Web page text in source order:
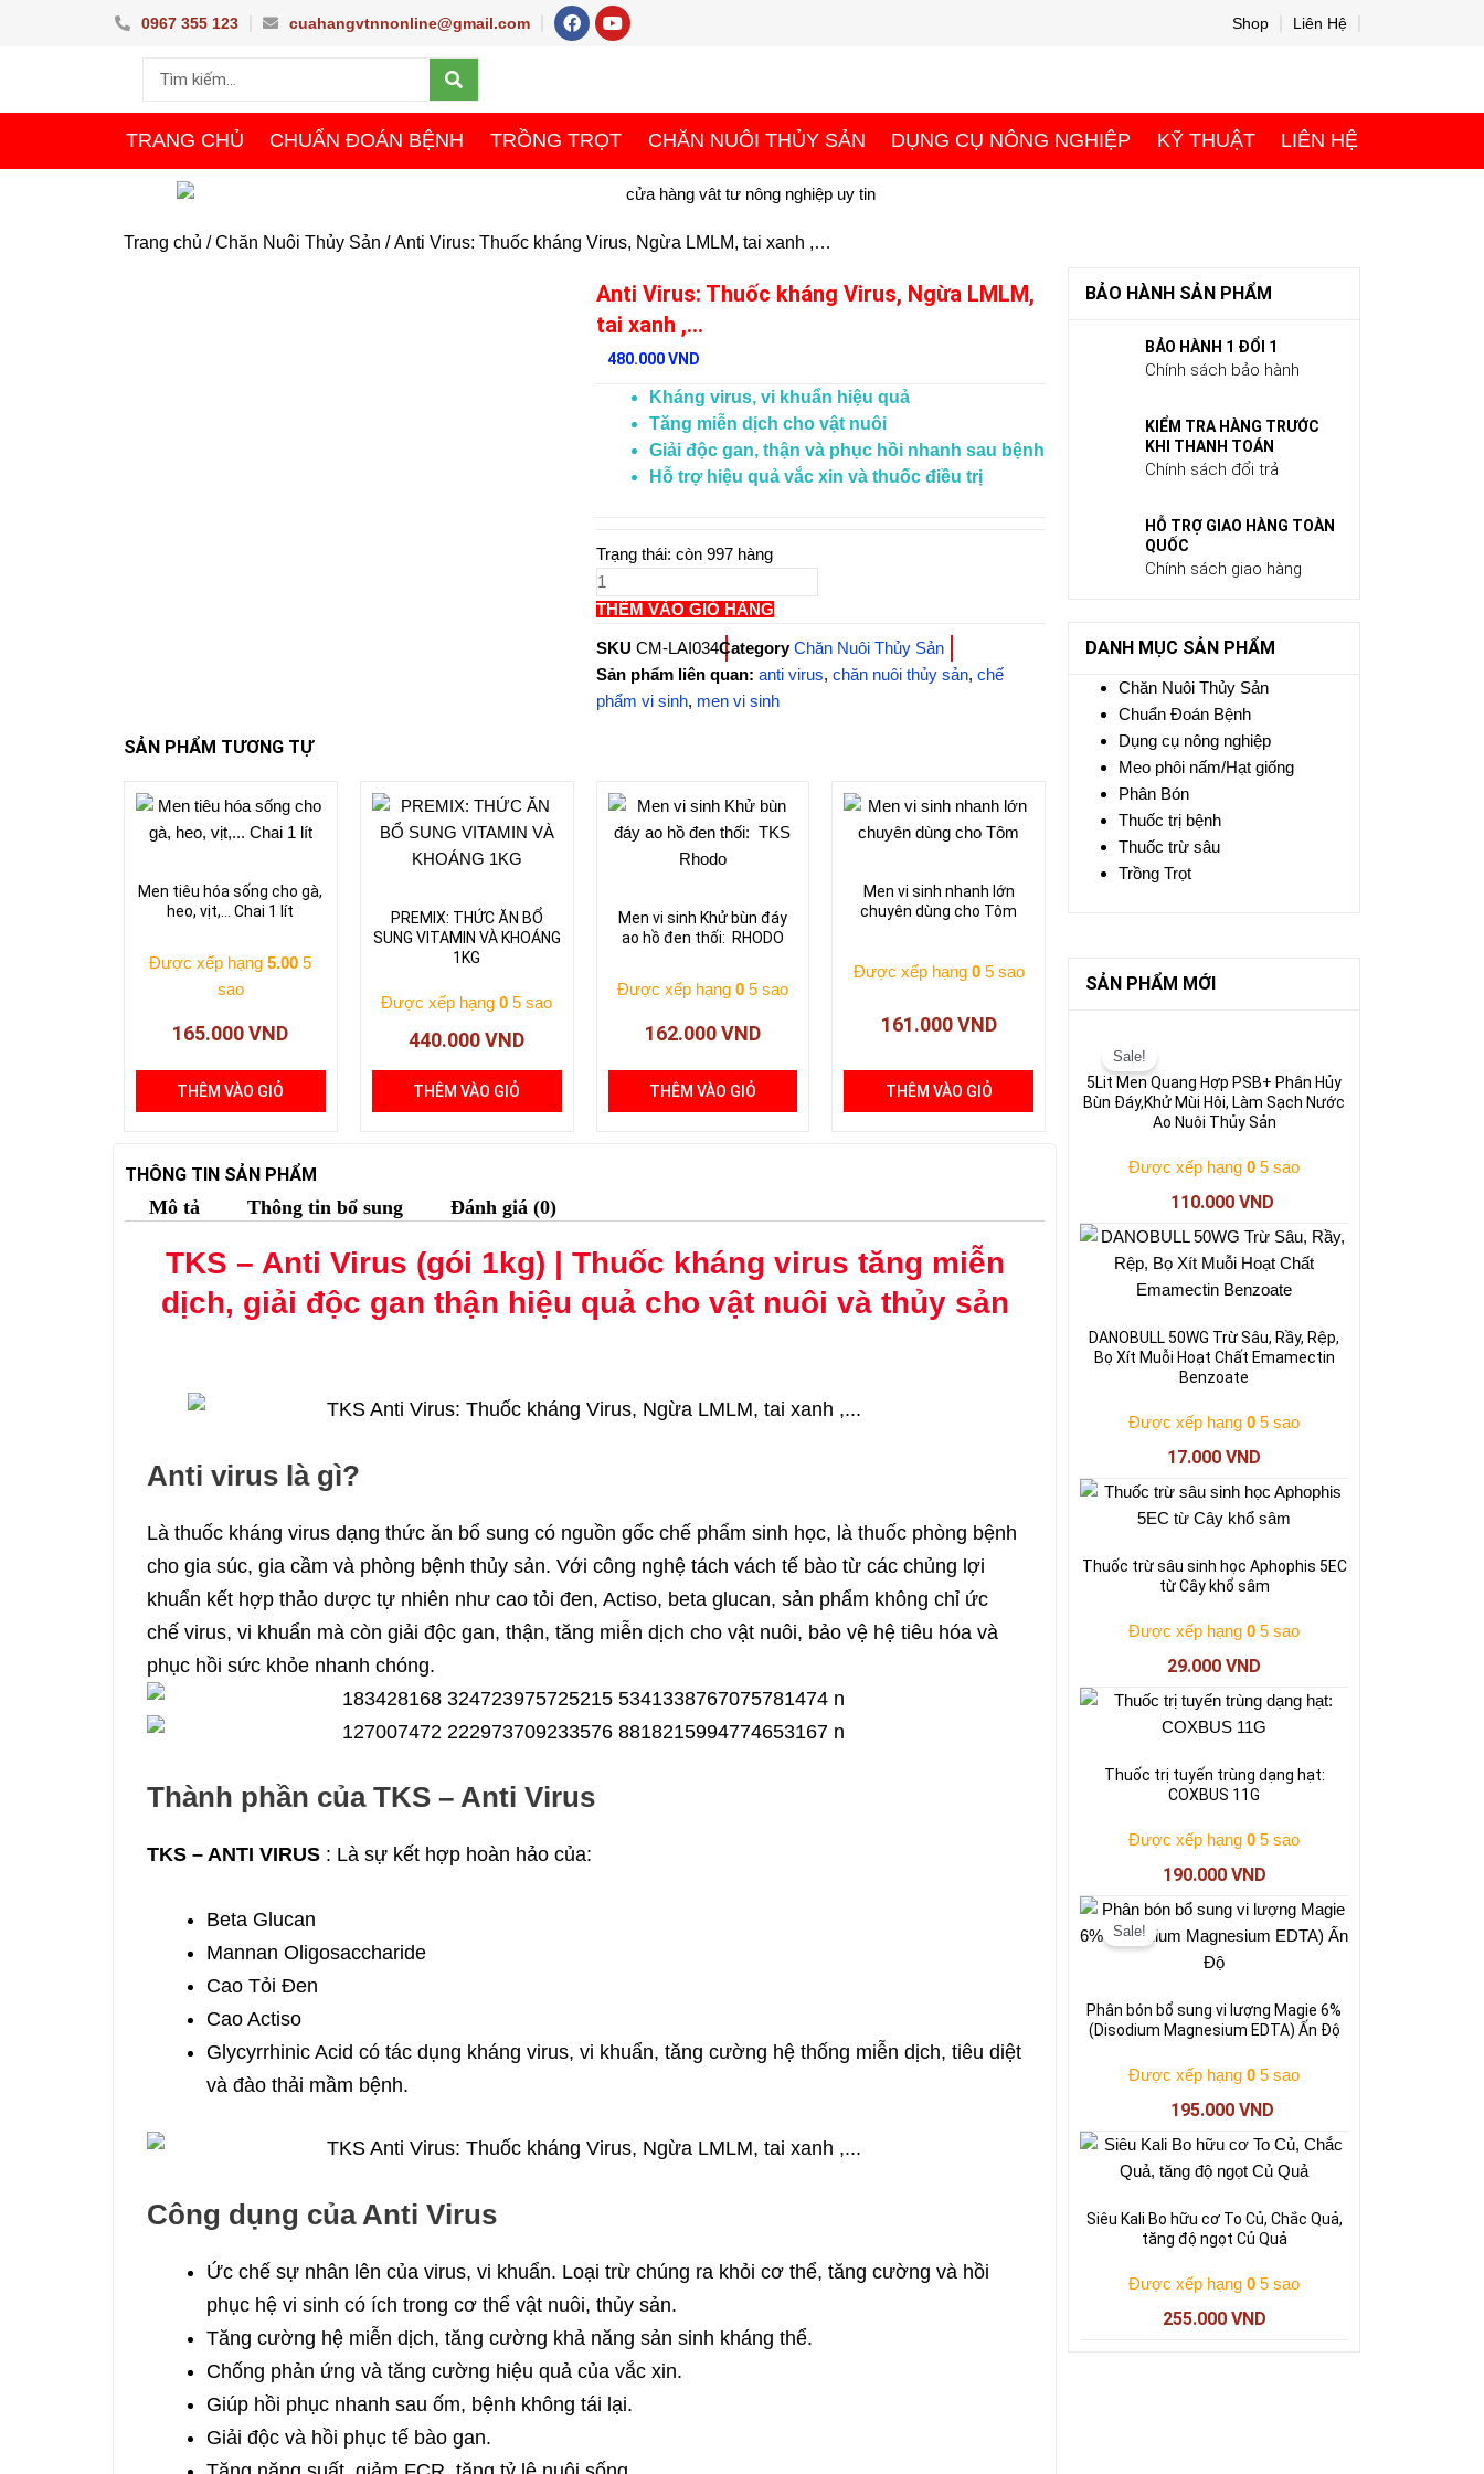
0967 355 123 cuahangvtnnonline@gmail.com
F
a
o
k
Y
o
e
Shop Liên Hệ
Search Search
TRANG CHỦ CHUẨN ĐOÁN BỆNH TRỒNG TRỌT CHĂN NUÔI THỦY SẢN DỤNG CỤ NÔNG NGHIỆP KỸ THUẬT LIÊN HỆ
Trang chủ /Chăn Nuôi Thủy Sản / Anti Virus: Thuốc kháng Virus, Ngừa LMLM, tai xanh ,…
Anti Virus: Thuốc kháng Virus, Ngừa LMLM,
tai xanh ,…
480.000VND
Kháng virus, vi khuẩn hiệu quả
Tăng miễn dịch cho vật nuôi
Giải độc gan, thận và phục hồi nhanh sau bệnh
Hỗ trợ hiệu quả vắc xin và thuốc điều trị
Trạng thái: còn 997 hàng
Virus:
Thuốc
kháng
LMLM,
tai
số
THÊM VÀO GIỎ HÀNG
SKU CM-LAI034Category Chăn Nuôi Thủy Sản
Sản phẩm liên quan: anti virus, chăn nuôi thủy sản, chế
phẩm vi sinh, men vi sinh
SẢN PHẨM TƯƠNG TỰ
Men tiêu hóa sống cho gà,
heo, vịt,… Chai 1 lít
Được xếp hạng5.00 5
sao
165.000VND
THÊM VÀO GIỎ
PREMIX: THỨC ĂN BỔ
SUNG VITAMIN VÀ KHOÁNG
1KG
Được xếp hạng0 5 sao
440.000VND
THÊM VÀO GIỎ
Men vi sinh Khử bùn đáy
ao hồ đen thối: RHODO
Được xếp hạng 05 sao
162.000VND
THÊM VÀO GIỎ
Men vi sinh nhanh lớn
chuyên dùng cho Tôm
Được xếp hạng 05 sao
161.000VND
THÊM VÀO GIỎ
THÔNG TIN SẢN PHẨM
Mô tả Thông tin bổ sung Đánh giá (0)
TKS – Anti Virus (gói 1kg) | Thuốc kháng virus tăng miễn
dịch, giải độc gan thận hiệu quả cho vật nuôi và thủy sản
Anti virus là gì?
Là thuốc kháng virus dạng thức ăn bổ sung có nguồn gốc chế phẩm sinh học, là thuốc phòng bệnh
cho gia súc, gia cầm và phòng bệnh thủy sản. Với công nghệ tách vách tế bào từ các chủng lợi
khuẩn kết hợp thảo dược tự nhiên như cao tỏi đen, Actiso, beta glucan, sản phẩm không chỉ ức
chế virus, vi khuẩn mà còn giải độc gan, thận, tăng miễn dịch cho vật nuôi, bảo vệ hệ tiêu hóa và
phục hồi sức khỏe nhanh chóng.
Thành phần của TKS – Anti Virus
TKS – ANTI VIRUS : Là sự kết hợp hoàn hảo của:
Beta Glucan
Mannan Oligosaccharide
Cao Tỏi Đen
Cao Actiso
Glycyrrhinic Acid có tác dụng kháng virus, vi khuẩn, tăng cường hệ thống miễn dịch, tiêu diệt
và đào thải mầm bệnh.
Công dụng của Anti Virus
Ức chế sự nhân lên của virus, vi khuẩn. Loại trừ chúng ra khỏi cơ thể, tăng cường và hồi
phục hệ vi sinh có ích trong cơ thể vật nuôi, thủy sản.
Tăng cường hệ miễn dịch, tăng cường khả năng sản sinh kháng thể.
Chống phản ứng và tăng cường hiệu quả của vắc xin.
Giúp hồi phục nhanh sau ốm, bệnh không tái lại.
Giải độc và hồi phục tế bào gan.
BẢO HÀNH SẢN PHẨM
BẢO HÀNH 1 ĐỔI 1
Chính sách bảo hành
KIỂM TRA HÀNG TRƯỚC
KHI THANH TOÁN
Chính sách đổi trả
HỖ TRỢ GIAO HÀNG TOÀN
QUỐC
Chính sách giao hàng
DANH MỤC SẢN PHẨM
Chăn Nuôi Thủy Sản
Chuẩn Đoán Bệnh
Dụng cụ nông nghiệp
Meo phôi nấm/Hạt giống
Phân Bón
Thuốc trị bệnh
Thuốc trừ sâu
Trồng Trọt
SẢN PHẨM MỚI
Sale!
5Lit Men Quang Hợp PSB+ Phân Hủy
Bùn Đáy,Khử Mùi Hôi, Làm Sạch Nước
Ao Nuôi Thủy Sản
Được xếp hạng 0 5 sao
là:
130.000 VND.
110.000 VND
tại
là:
110.000 VND.
DANOBULL 50WG Trừ Sâu, Rầy, Rệp,
Bọ Xít Muỗi Hoạt Chất Emamectin
Benzoate
Được xếp hạng 0 5 sao
17.000 VND
Thuốc trừ sâu sinh học Aphophis 5EC
từ Cây khổ sâm
Được xếp hạng 0 5 sao
29.000 VND
Thuốc trị tuyến trùng dạng hạt:
COXBUS 11G
Được xếp hạng 0 5 sao
190.000 VND
Sale!
Phân bón bổ sung vi lượng Magie 6%
(Disodium Magnesium EDTA) Ấn Độ
Được xếp hạng 0 5 sao
Giá
gốc
197.000 VND.
195.000 VND
Giá
hiện
Siêu Kali Bo hữu cơ To Củ, Chắc Quả,
tăng độ ngọt Củ Quả
Được xếp hạng 0 5 sao
255.000 VND